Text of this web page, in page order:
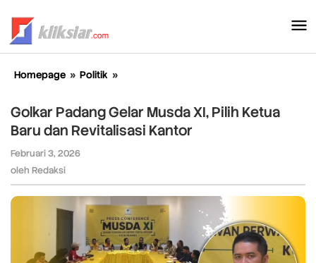
konten
Homepage » Politik »
Gelar
Musda
XI,
dan
Revitalisasi
Kantor
Golkar Padang Gelar Musda XI, Pilih Ketua
Baru dan Revitalisasi Kantor
Februari 3, 2026
oleh Redaksi